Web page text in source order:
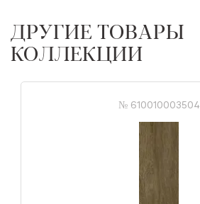
ДРУГИЕ ТОВАРЫ
КОЛЛЕКЦИИ
№ 610010003504